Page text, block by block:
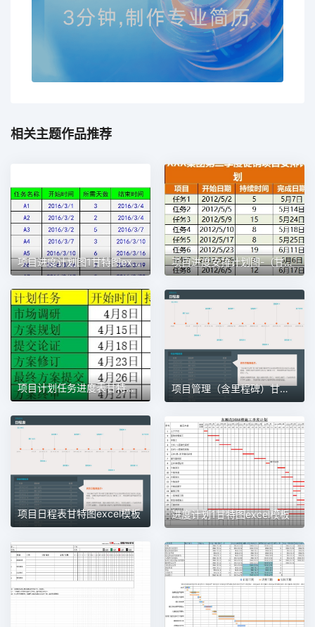
相关主题作品推荐
项目进度计划图1甘特图excel模板 项目进度安排计划图-（甘特图）1甘特图excel模板
项目计划任务进度表甘特图1甘特图excel模板 项目管理（含里程碑）甘特图excel模板
项目日程表甘特图excel模板 进度计划1甘特图excel模板